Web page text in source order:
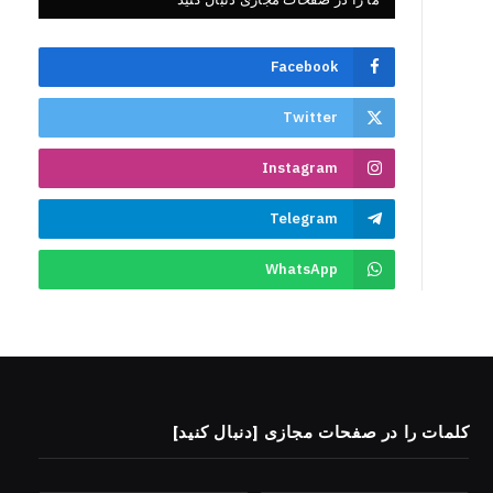
Facebook
Twitter
Instagram
Telegram
WhatsApp
کلمات را در صفحات مجازی [دنبال کنید]